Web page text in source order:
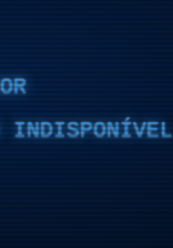
INDISPONÍVEL